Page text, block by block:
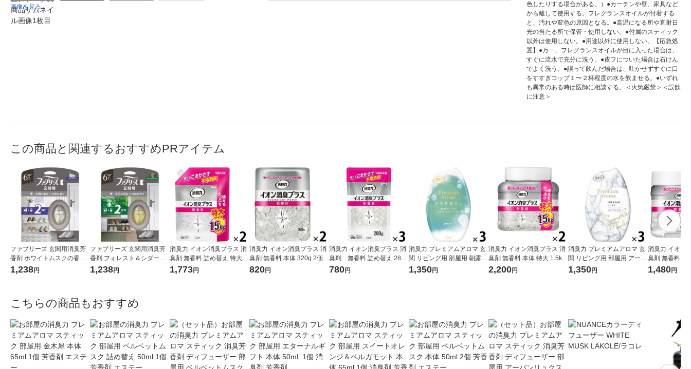
画像を見る
色したりする場合がある。）●カーテンや壁、家具など
から離して使用する。フレグランスオイルが付着する
と、汚れや変色の原因となる。●高温になる所や直射日
光の当たる所で保管・使用しない。●付属のスティック
以外は使用しない。●用途以外に使用しない。【応急処
置】●万一、フレグランスオイルが目に入った場合は、
すぐに流水で充分に洗う。●皮フについた場合は石けん
でよく洗う。●誤って飲んだ場合は、吐かせずすぐに口
をすすぎコップ１〜２杯程度の水を飲ませる。●いずれ
も異常のある時は医師に相談する。＜火気厳禁＞＜誤飲
に注意＞
この商品と関連するおすすめPRアイテム
ファブリーズ 玄関用消臭芳
香剤 ホワイトムスクの香り
7mL 1パック（本体+詰替1
1,238円
ファブリーズ 玄関用消臭芳
香剤 フォレスト＆シダーウ
ッドの香り 7mL 1パック
1,238円
消臭力 イオン消臭プラス 消
臭剤 無香料 詰め替え 特大 1.
5kg 2個 エステー
1,773円
消臭力 イオン消臭プラス 消
臭剤 無香料 本体 320g 2個
エステー
820円
消臭力 イオン消臭プラス 消
臭剤 無香料 詰め替え 280g
3個 エステー
780円
消臭力 プレミアムアロマ 玄
関 リビング用 部屋用 朝露の
しずく 400mL 1セット（1個
1,350円
消臭力 イオン消臭プラス 消
臭剤 無香料 本体 特大 1.5kg
2個 エステー
2,200円
消臭力 プレミアムアロマ 玄
関 リビング用 部屋用 アーバ
ンリュクス 400mL 3個 エス
1,350円
消臭力 イオン
臭剤 無香料 本体 大容量 850
g 2個 エステー
1,480円
こちらの商品もおすすめ